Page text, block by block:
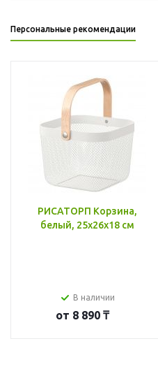
Персональные рекомендации
РИСАТОРП Корзина,
белый, 25x26x18 см
В наличии
от 8 890 ₸